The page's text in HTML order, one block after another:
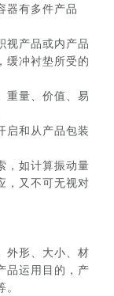
器有多件产品
视产品或内产品
缓冲衬垫所受的
重量、价值、易
启和从产品包装
，如计算振动量
，又不可无视对
外形、大小、材
品运用目的，产